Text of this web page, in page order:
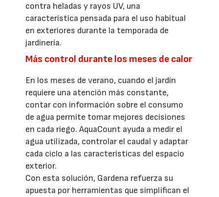
contra heladas y rayos UV, una
característica pensada para el uso habitual
en exteriores durante la temporada de
jardinería.
Más control durante los meses de calor
En los meses de verano, cuando el jardín
requiere una atención más constante,
contar con información sobre el consumo
de agua permite tomar mejores decisiones
en cada riego. AquaCount ayuda a medir el
agua utilizada, controlar el caudal y adaptar
cada ciclo a las características del espacio
exterior.
Con esta solución, Gardena refuerza su
apuesta por herramientas que simplifican el